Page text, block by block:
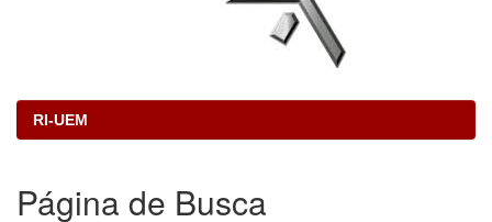
RI-UEM
Página de Busca